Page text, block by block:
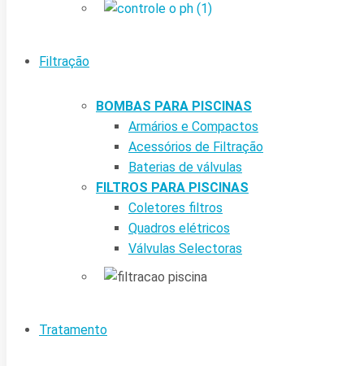
Filtração
BOMBAS PARA PISCINAS
Armários e Compactos
Acessórios de Filtração
Baterias de válvulas
FILTROS PARA PISCINAS
Coletores filtros
Quadros elétricos
Válvulas Selectoras
Tratamento